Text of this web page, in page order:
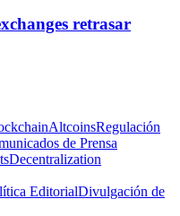
retrasar
AltcoinsRegulación
de Prensa
Decentralization
EditorialDivulgación de